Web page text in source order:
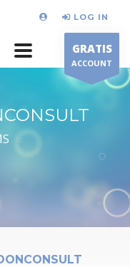
LOG IN
GRATIS
ACCOUNT